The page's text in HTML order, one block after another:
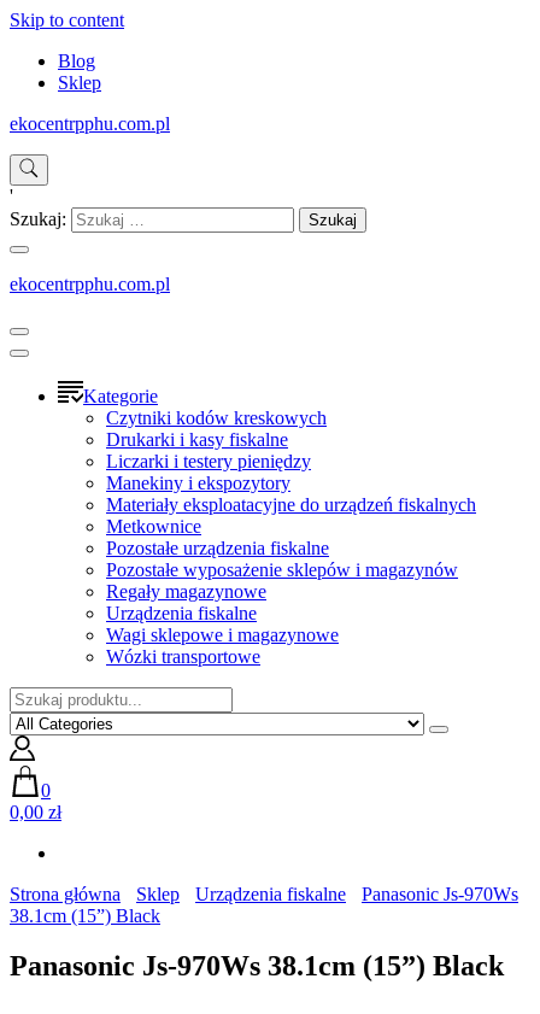
Skip to content
Blog
Sklep
ekocentrpphu.com.pl
'
Szukaj:
ekocentrpphu.com.pl
Kategorie
Czytniki kodów kreskowych
Drukarki i kasy fiskalne
Liczarki i testery pieniędzy
Manekiny i ekspozytory
Materiały eksploatacyjne do urządzeń fiskalnych
Metkownice
Pozostałe urządzenia fiskalne
Pozostałe wyposażenie sklepów i magazynów
Regały magazynowe
Urządzenia fiskalne
Wagi sklepowe i magazynowe
Wózki transportowe
0
0,00 zł
Strona główna Sklep Urządzenia fiskalne
Panasonic Js-970Ws
38.1cm (15”) Black
Panasonic Js-970Ws 38.1cm (15”) Black